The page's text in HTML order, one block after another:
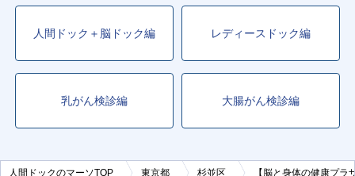
人間ドック＋脳ドック編 レディースドック編
乳がん検診編 大腸がん検診編
人間ドックのマーソTOP 東京都 杉並区 【脳と身体の健康プ